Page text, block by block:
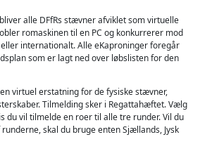
alle DFfRs stævner afviklet som virtuelle
romaskinen til en PC og konkurrerer mod
internationalt. Alle eKaproninger foregår
som er lagt ned over løbslisten for den
virtuel erstatning for de fysiske stævner,
Tilmelding sker i Regattahæftet. Vælg
du vil tilmelde en roer til alle tre runder. Vil du
skal du bruge enten Sjællands, Jysk